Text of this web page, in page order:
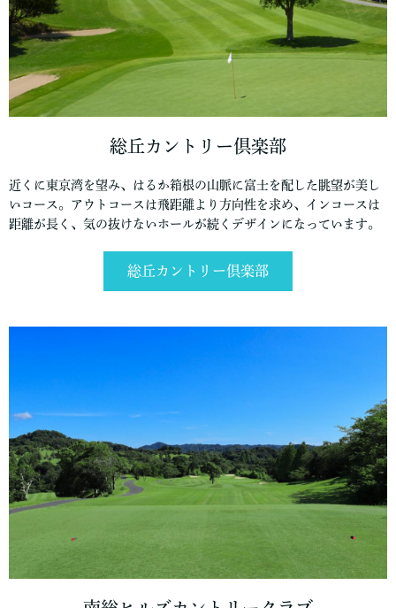
総丘カントリー倶楽部
近くに東京湾を望み、はるか箱根の山脈に富士を配した眺望が美し
いコース。アウトコースは飛距離より方向性を求め、インコースは
距離が長く、気の抜けないホールが続くデザインになっています。
総丘カントリー倶楽部